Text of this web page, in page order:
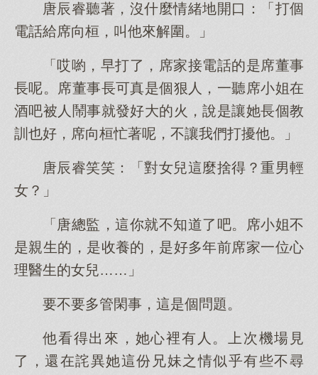
唐辰睿聽著，沒什麼情緒地開口：「打個
電話給席向桓，叫他來解圍。」
「哎喲，早打了，席家接電話的是席董事
長呢。席董事長可真是個狠人，一聽席小姐在
酒吧被人鬧事就發好大的火，說是讓她長個教
訓也好，席向桓忙著呢，不讓我們打擾他。」
唐辰睿笑笑：「對女兒這麼捨得？重男輕
女？」
「唐總監，這你就不知道了吧。席小姐不
是親生的，是收養的，是好多年前席家一位心
理醫生的女兒……」
要不要多管閑事，這是個問題。
他看得出來，她心裡有人。上次機場見
了，還在詫異她這份兄妹之情似乎有些不尋